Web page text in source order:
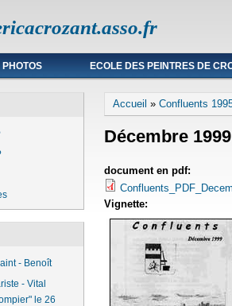
PHOTOS ECOLE DES PEINTRES DE
- Benoît
- Vital
le 26
Vous êtes ici
Accueil » Confluents
Décembre 1999
document en pdf:
Vignette: